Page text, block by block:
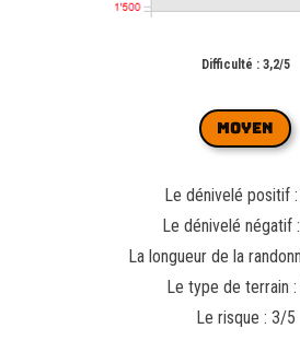
Difficulté : 3,2/5
MOYEN
Le dénivelé positif
Le dénivelé négatif
La longueur de la
Le type de terrain
Le risque : 3/5